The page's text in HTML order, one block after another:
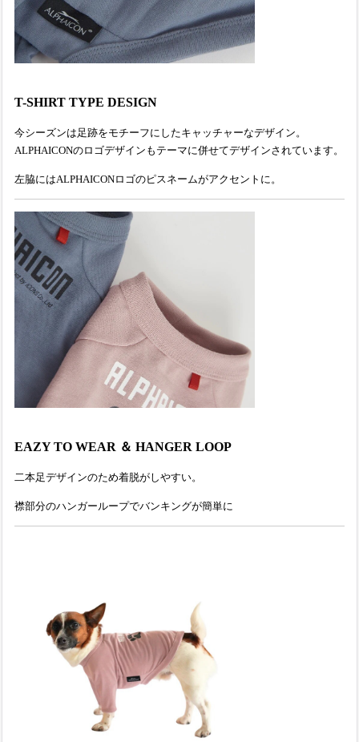
T-SHIRT TYPE DESIGN
今シーズンは足跡をモチーフにしたキャッチャーなデザイン。
ALPHAICONのロゴデザインもテーマに併せてデザインされています。
左脇にはALPHAICONロゴのピスネームがアクセントに。
EAZY TO WEAR ＆ HANGER LOOP
二本足デザインのため着脱がしやすい。
襟部分のハンガーループでバンキングが簡単に